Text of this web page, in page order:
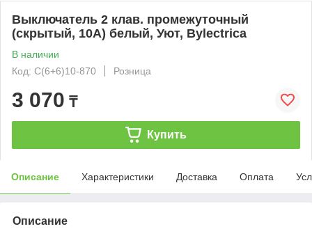
Выключатель 2 клав. промежуточный
(скрытый, 10А) белый, Уют, Bylectrica
В наличии
Код: С(6+6)10-870
Розница
3 070 ₸
Купить
Описание Характеристики Доставка Оплата
Описание